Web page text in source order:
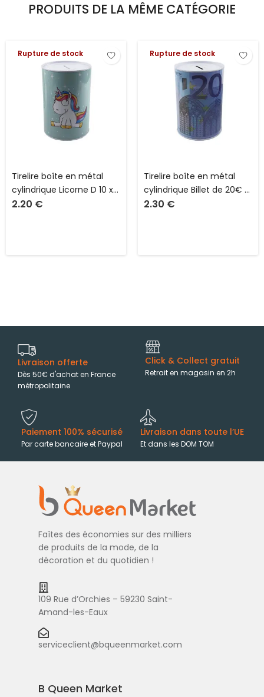
PRODUITS DE LA MÊME CATÉGORIE
Rupture de stock
Tirelire boîte en métal
cylindrique Licorne D 10 x
H 15 cm sans couvercle
2.20 €
Rupture de stock
Tirelire boîte en métal
cylindrique Billet de 20€ D
10 x H 15 cm sans
2.30 €
Livraison offerte
Dès 50€ d'achat en France
métropolitaine
Click & Collect gratuit
Retrait en magasin en 2h
Paiement 100% sécurisé
Par carte bancaire et Paypal
Livraison dans toute l’UE
Et dans les DOM TOM
Faîtes des économies sur des milliers
de produits de la mode, de la
décoration et du quotidien !
109 Rue d’Orchies – 59230 Saint-
Amand-les-Eaux
serviceclient@bqueenmarket.com
B Queen Market